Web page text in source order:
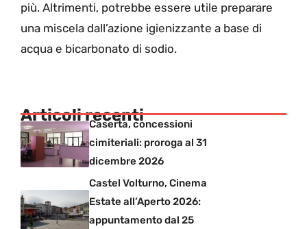
più. Altrimenti, potrebbe essere utile preparare
una miscela dall’azione igienizzante a base di
acqua e bicarbonato di sodio.
Articoli recenti
Caserta, concessioni
cimiteriali: proroga al 31
dicembre 2026
Castel Volturno, Cinema
Estate all’Aperto 2026:
appuntamento dal 25